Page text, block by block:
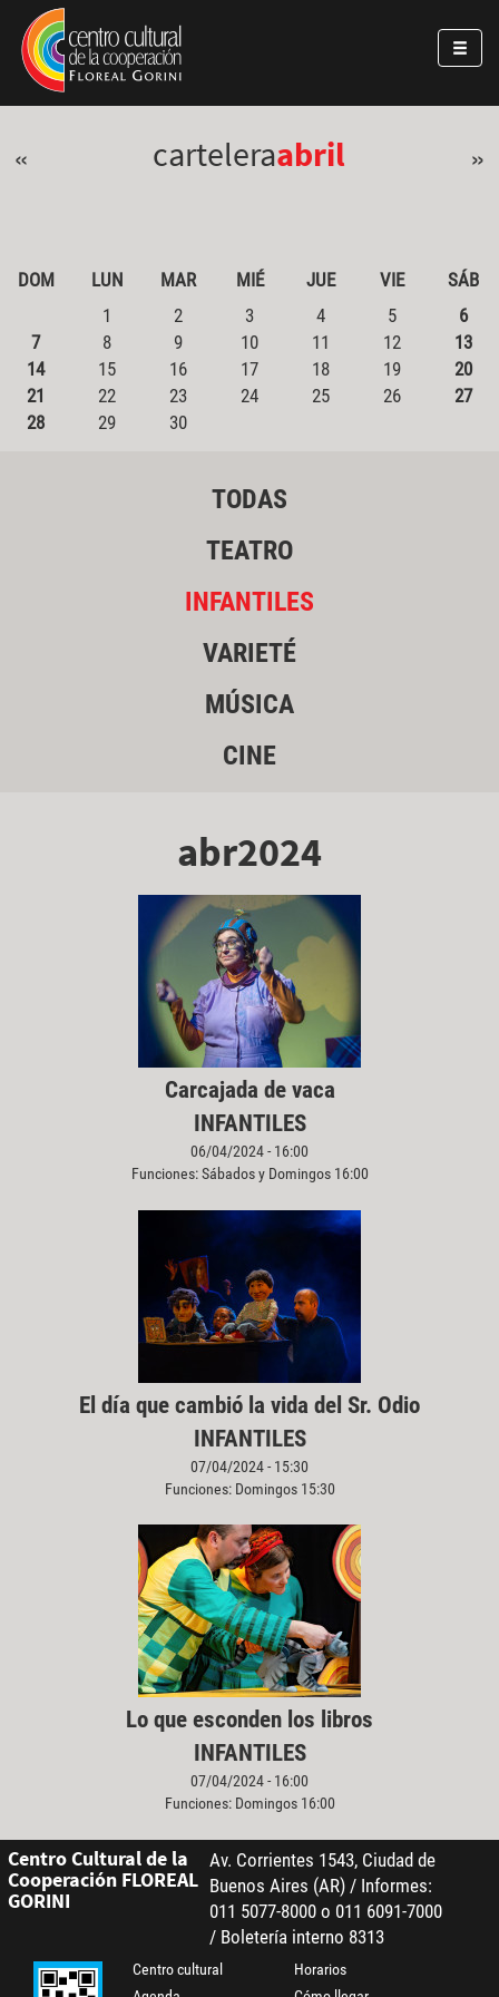
Pasar al contenido principal
Jump to main content
« carteleraabril »
DOM LUN MAR MIÉ JUE VIE
SÁB
1
2 3 4 5
6
7
8 9 10 11 12
13
14
15 16 17 18 19
20
21
22 23 24 25 26
27
28
29 30
TODAS
TEATRO
INFANTILES
VARIETÉ
MÚSICA
CINE
abr2024
Carcajada de vaca
INFANTILES
06/04/2024 - 16:00
Funciones: Sábados y Domingos 16:00
El día que cambió la vida del Sr. Odio
INFANTILES
07/04/2024 - 15:30
Funciones: Domingos 15:30
Lo que esconden los libros
INFANTILES
07/04/2024 - 16:00
Funciones: Domingos 16:00
Centro Cultural de la
Cooperación FLOREAL
GORINI
Av. Corrientes 1543, Ciudad de
Buenos Aires (AR) / Informes:
011 5077-8000 o 011 6091-7000
/ Boletería interno 8313
Centro cultural
Horarios